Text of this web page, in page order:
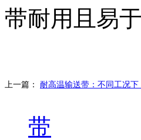
带耐用且易于
上一篇： 耐高温输送带：不同工况
带